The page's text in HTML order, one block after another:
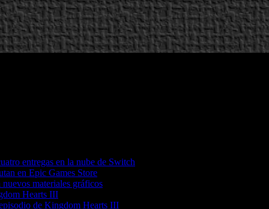
entregas en la nube de Switch
en Epic Games Store
materiales gráficos
Hearts III
de Kingdom Hearts III